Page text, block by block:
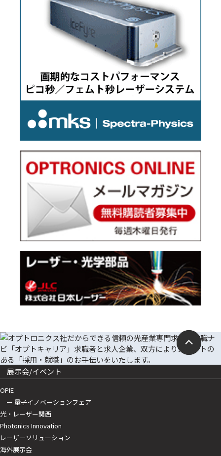
展示会/イベント
OPIE
ー 量子イノベーションフェア
光・レーザー関西
Photonics Innovation
レーザーソリューション
海外展示会